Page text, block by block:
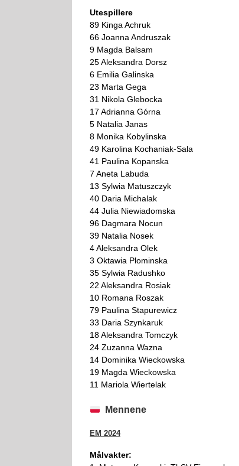
Utespillere
89 Kinga Achruk
66 Joanna Andruszak
9 Magda Balsam
25 Aleksandra Dorsz
6 Emilia Galinska
23 Marta Gega
31 Nikola Glebocka
17 Adrianna Górna
5 Natalia Janas
8 Monika Kobylinska
49 Karolina Kochaniak-Sala
41 Paulina Kopanska
7 Aneta Labuda
13 Sylwia Matuszczyk
40 Daria Michalak
44 Julia Niewiadomska
96 Dagmara Nocun
39 Natalia Nosek
4 Aleksandra Olek
3 Oktawia Plominska
35 Sylwia Radushko
22 Aleksandra Rosiak
10 Romana Roszak
79 Paulina Stapurewicz
33 Daria Szynkaruk
18 Aleksandra Tomczyk
24 Zuzanna Wazna
14 Dominika Wieckowska
19 Magda Wieckowska
11 Mariola Wiertelak
Mennene
EM 2024
Målvakter: